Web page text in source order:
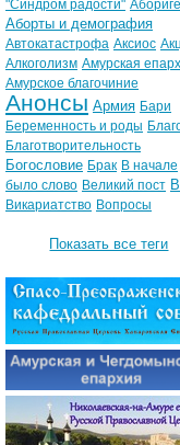
"Синдром радости"
Аборты и демография
Автокатастрофа Аксиос
Алкоголизм Амурская
Амурское благочиние
Анонсы Армия Бари
Беременность и роды
Благотворительность
Богословие Брак В начале
было слово Великий пост
Викариатство Вопросы
Показать все теги